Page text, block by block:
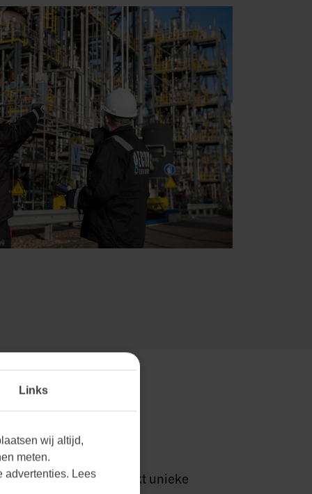
THUIS.
we dat elke markt unieke
Links
wij altijd,
meten.
advertenties. Lees